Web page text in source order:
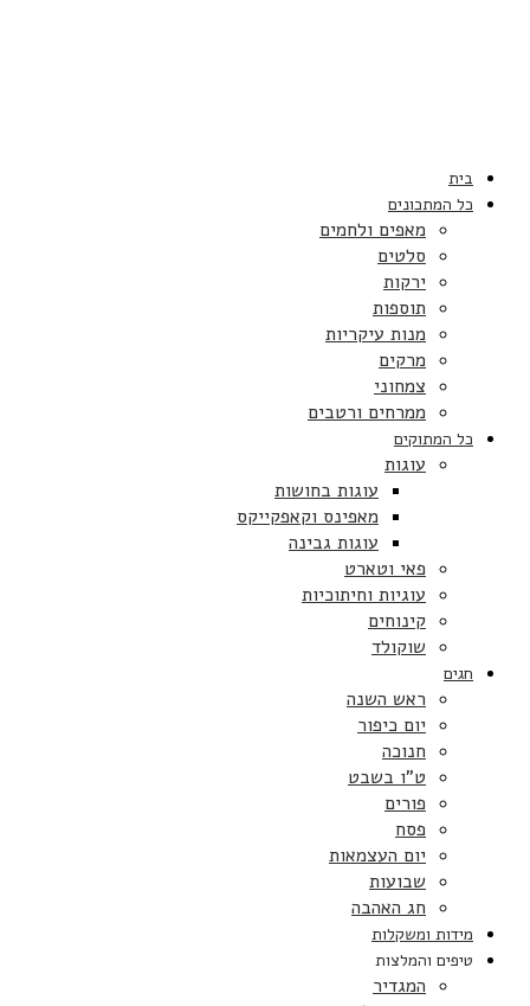
בית
כל המתכונים
מאפים ולחמים
סלטים
ירקות
תוספות
מנות עיקריות
מרקים
צמחוני
ממרחים ורטבים
כל המתוקים
עוגות
עוגות בחושות
מאפינס וקאפקייקס
עוגות גבינה
פאי וטארט
עוגיות וחיתוכיות
קינוחים
שוקולד
חגים
ראש השנה
יום כיפור
חנוכה
ט”ו בשבט
פורים
פסח
יום העצמאות
שבועות
חג האהבה
מידות ומשקלות
טיפים והמלצות
המגדיר